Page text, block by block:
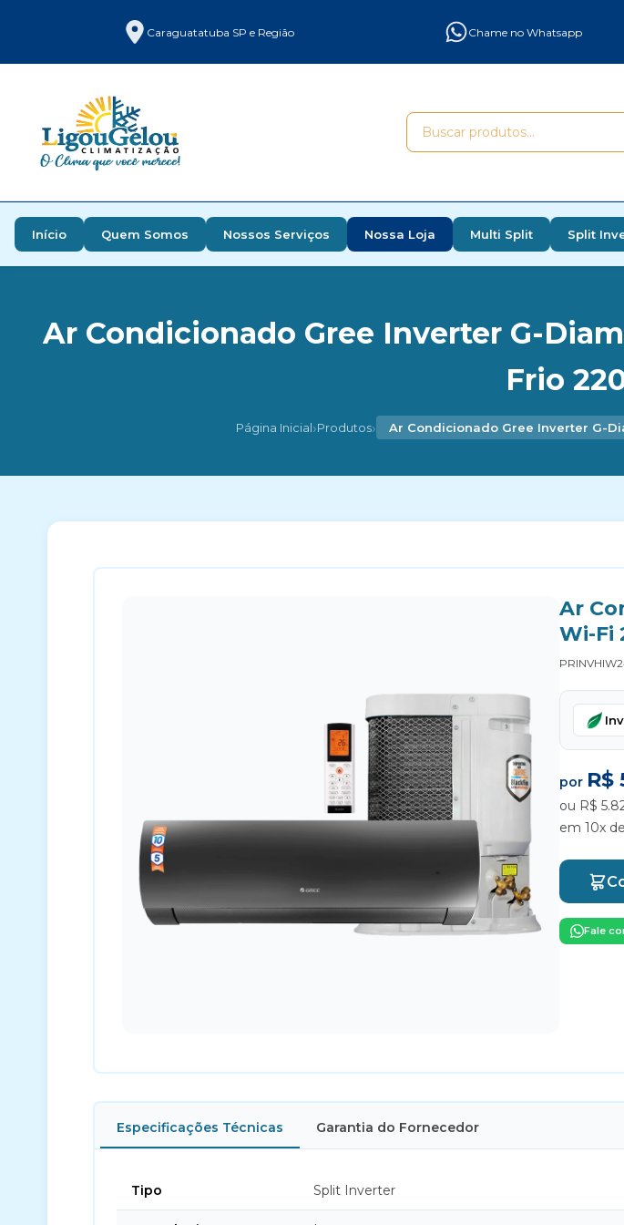
Caraguatatuba SP e Região Chame no Whatsapp
Início Quem Somos Nossos Serviços Nossa Loja Multi Split Split
Ar Condicionado Gree Inverter G-
Frio
Página Inicial›Produtos› Ar Condicionado Gree Inverter G-
Ar
Wi-Fi
por R$
ou R$
em 10x
Fale
Especificações Técnicas Garantia do Fornecedor
Tipo Split Inverter